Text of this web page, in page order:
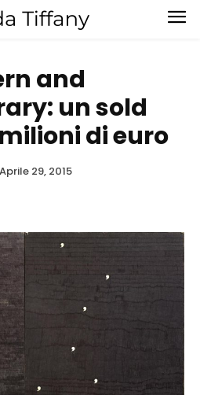
and
un sold
di euro
Aprile 29, 2015